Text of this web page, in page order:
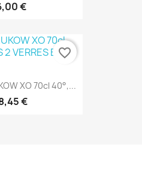
€
XO 70cl 40°,...
€
favorite_border